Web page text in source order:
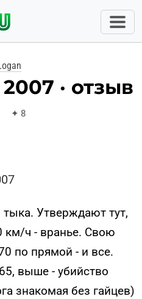
· отзыв
✦ 8
тыка. Утверждают тут,
км/ч - вранье. Свою
по прямой - и все.
выше - убийство
знакомая без гайцев)